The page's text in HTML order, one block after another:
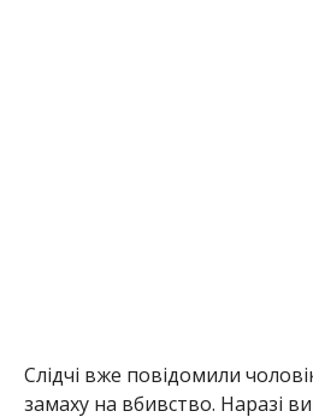
Слідчі вже повідомили
замаху на вбивство. Наразі